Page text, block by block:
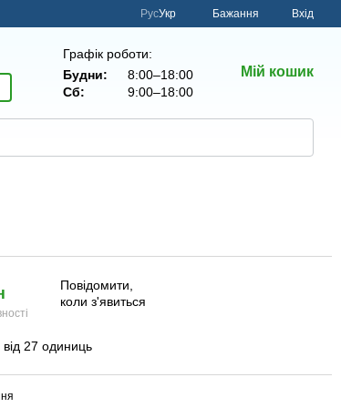
РусУкр Бажання Вхід
Графік роботи:
Будни:
8:00–18:00
Сб:
9:00–18:00
Мій кошик
Повідомити,
коли з'явиться
від 27 одиниць